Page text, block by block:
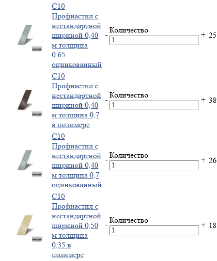
С10
Профнастил с
нестандартной
шириной 0,40
м толщина
0,65
оцинкованный
-
Количество
+
С10
Профнастил с
нестандартной
шириной 0,40
м толщина 0,7
в полимере
-
Количество
+
С10
Профнастил с
нестандартной
шириной 0,40
м толщина 0,7
оцинкованный
-
Количество
+
С10
Профнастил с
нестандартной
шириной 0,50
м толщина
0,35 в
полимере
-
Количество
+